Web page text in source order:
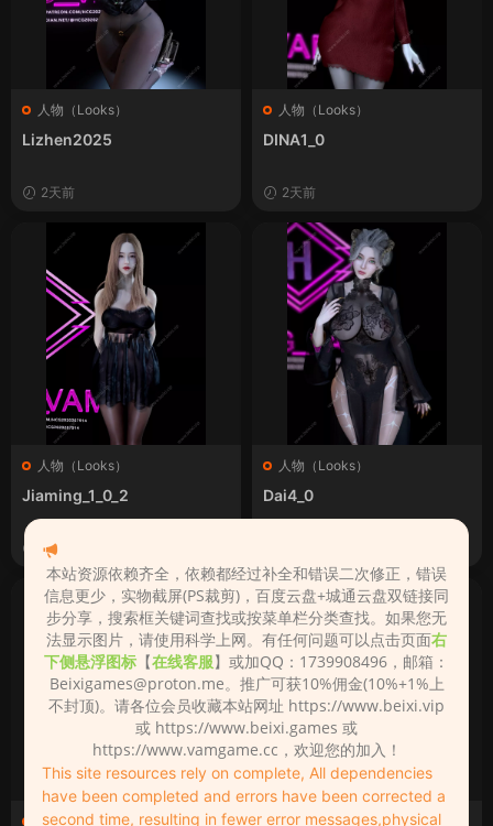
人物（Looks）
Lizhen2025
2天前
人物（Looks）
DINA1_0
2天前
人物（Looks）
Jiaming_1_0_2
2026-06-25
人物（Looks）
Dai4_0
人物（Looks） 人物（Looks）
本站资源依赖齐全，依赖都经过补全和错误二次修正，错误
信息更少，实物截屏(PS裁剪)，百度云盘+城通云盘双链接同
步分享，搜索框关键词查找或按菜单栏分类查找。如果您无
法显示图片，请使用科学上网。有任何问题可以点击页面右
下侧悬浮图标 【在线客服】或加QQ：1739908496，邮箱：
Beixigames@proton.me。推广可获10%佣金(10%+1%上
不封顶)。请各位会员收藏本站网址 https://www.beixi.vip
或 https://www.beixi.games 或
https://www.vamgame.cc，欢迎您的加入！
This site resources rely on complete, All dependencies
have been completed and errors have been corrected a
second time, resulting in fewer error messages,physical